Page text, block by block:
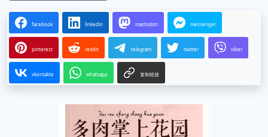
facebook linkedin mastodon messenger
pinterest reddit telegram twitter viber
vkontakte whatsapp 复制链接